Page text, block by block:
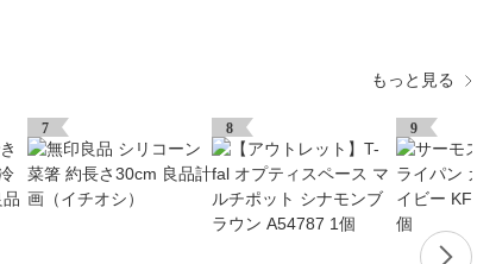
もっと見る
7 8 9